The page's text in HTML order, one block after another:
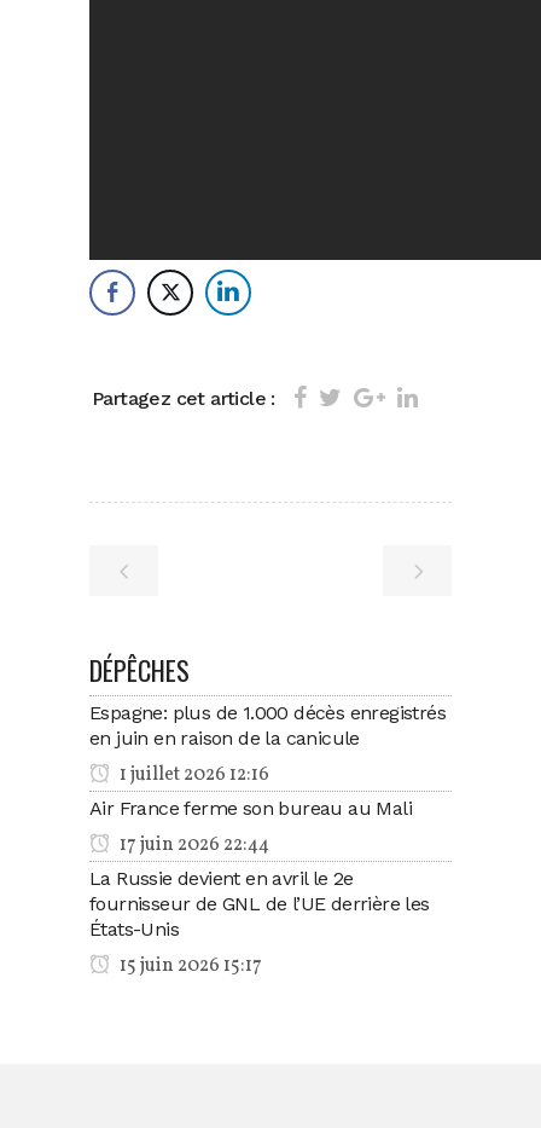
Partagez cet article :
DÉPÊCHES
Espagne: plus de 1.000 décès enregistrés
en juin en raison de la canicule
1 juillet 2026 12:16
Air France ferme son bureau au Mali
17 juin 2026 22:44
La Russie devient en avril le 2e
fournisseur de GNL de l’UE derrière les
États-Unis
15 juin 2026 15:17